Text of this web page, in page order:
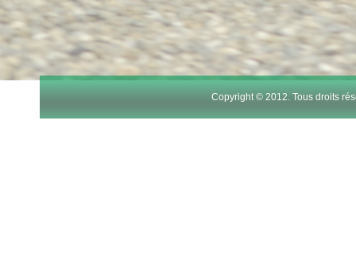
Copyright © 2012. Tous droits